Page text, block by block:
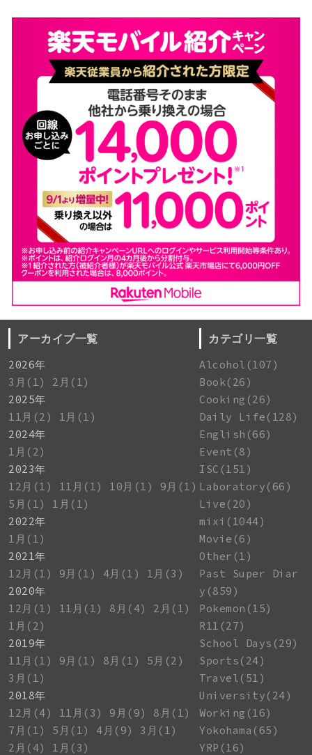
アーカイブ一覧
2026年
3月(1)
2月(1)
2025年
11月(2)
1月(1)
2024年
1月(2)
2023年
12月(1)
11月(1) 10月(1)
9月(1)
5月(1)
1月(1)
2022年
1月(1)
2021年
12月(1)
9月(1) 4月(1)
1月(3)
2020年
12月(1)
11月(1) 8月(4)
2月(1)
1月(2)
2019年
11月(1)
9月(1) 8月(1)
5月(2)
3月(1)
2018年
12月(4)
11月(3) 9月(9)
8月(1)
7月(1)
5月(1) 4月(9)
3月(1)
2月(4)
1月(3)
カテゴリ一覧
Alcohol(107)
Book(26)
Cooking(26)
Daily Life(128)
English(66)
Event(8)
ISC(151)
Laboratory(66)
Live(20)
mixi(1044)
Movie(6)
Other(1)
Past Super Diar
y(859)
Pokemon(15)
R11(27)
School Days(29)
Sports(24)
Travel(51)
University(24)
Working(16)
Yokohama(65)
YRP(16)